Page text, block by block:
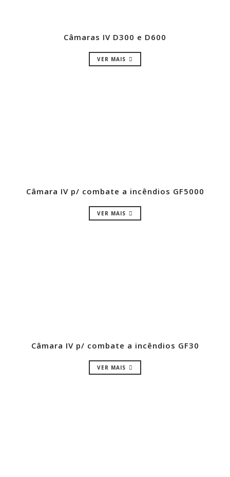
Câmaras IV D300 e D600
VER MAIS
Câmara IV p/ combate a incêndios GF5000
VER MAIS
Câmara IV p/ combate a incêndios GF30
VER MAIS